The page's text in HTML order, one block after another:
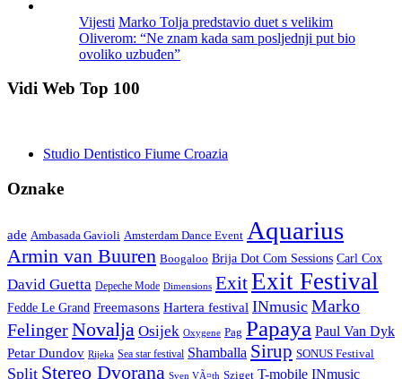
Vijesti Marko Tolja predstavio duet s velikim
Oliverom: “Ne znam kada sam posljednji put bio
ovoliko uzbuđen”
Vidi Web Top 100
Studio Dentistico Fiume Croazia
Oznake
ade Ambasada Gavioli Amsterdam Dance Event Aquarius
Armin van Buuren Boogaloo Brija Dot Com Sessions Carl Cox
David Guetta Depeche Mode Dimensions ExitExit Festival
Fedde Le Grand Freemasons Hartera festival INmusic Marko
FelingerNovalja Osijek Oxygene Pag Papaya Paul Van Dyk
Petar Dundov Rijeka Sea star festival Shamballa Sirup SONUS Festival
Split Stereo Dvorana Sven VÃ¤th Sziget T-mobile INmusic